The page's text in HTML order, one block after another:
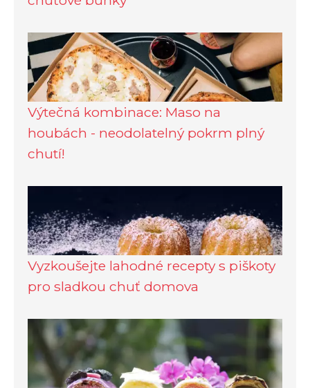
Výtečná kombinace: Maso na
houbách - neodolatelný pokrm plný
chutí!
Vyzkoušejte lahodné recepty s piškoty
pro sladkou chuť domova